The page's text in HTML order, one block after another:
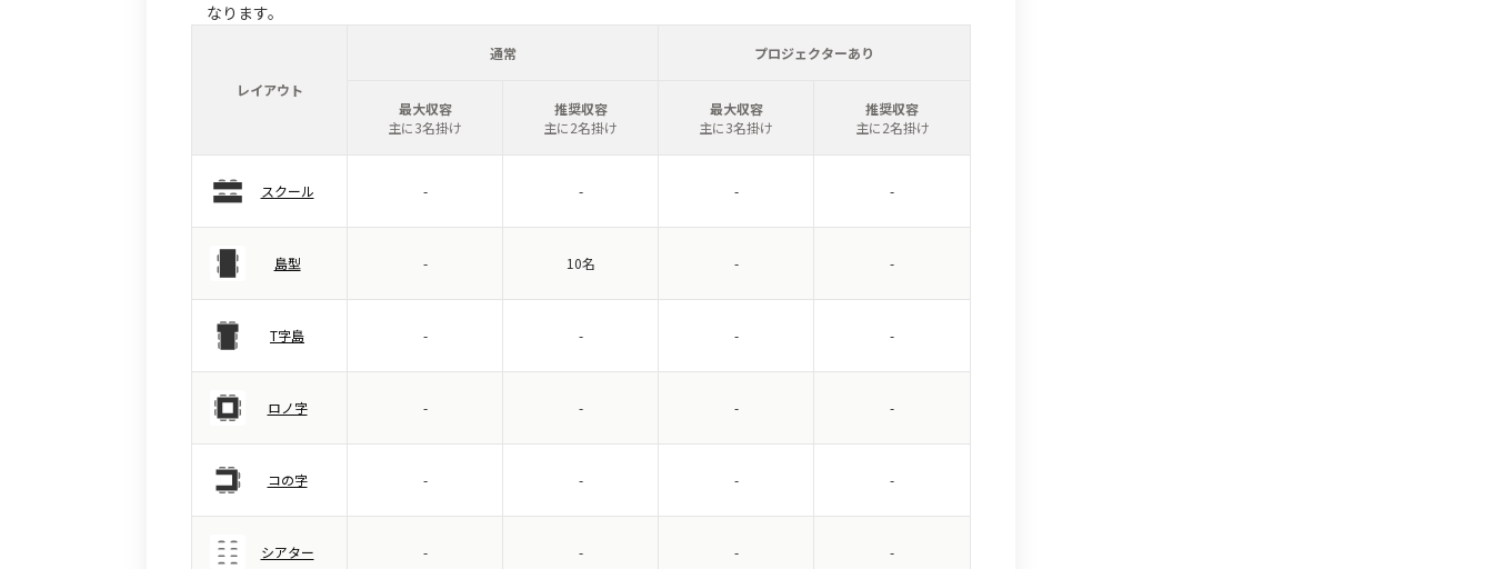
なります。
レイアウト
通常 プロジェクターあり
最大収容
主に3名掛け
推奨収容
主に2名掛け
最大収容
主に3名掛け
推奨収容
主に2名掛け
スクール - - - -
島型 - 10名 - -
T字島 - - - -
ロノ字 - - - -
コの字 - - - -
シアター - - - -